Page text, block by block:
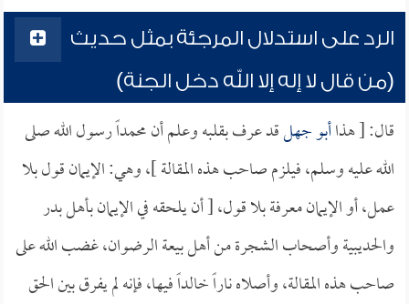
الرد على استدلال المرجئة بمثل حديث
(من قال لا إله إلا الله دخل الجنة)
قال: [ هذاأبو جهلقد عرف بقلبه وعلم أن محمداً رسول الله صلى
الله عليه وسلم، فيلزم صاحب هذه المقالة ]، وهي: الإيمان قول بلا
عمل، أو الإيمان معرفة بلا قول، [ أن يلحقه في الإيمان بأهل بدر
والحديبية وأصحاب الشجرة من أهل بيعة الرضوان، غضب الله على
صاحب هذه المقالة، وأصلاه ناراً خالداً فيها، فإنه لم يفرق بين الحق